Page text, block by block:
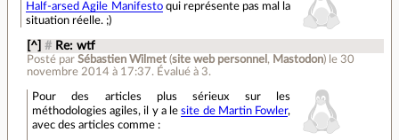
Half-arsed Agile Manifestoqui représente pas mal la
situation réelle. ;)
[^] # Re: wtf
Posté par Sébastien Wilmet(site web personnel , Mastodon) le 30
novembre 2014 à 17:37. Évalué à 3.
Pour des articles plus sérieux sur les
méthodologies agiles, il y a lesite de Martin Fowler,
avec des articles comme :